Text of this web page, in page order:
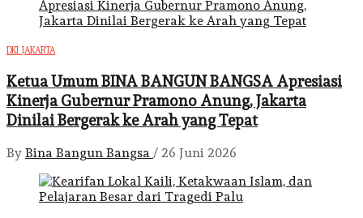
DKI JAKARTA
Ketua Umum BINA BANGUN BANGSA Apresiasi
Kinerja Gubernur Pramono Anung, Jakarta
Dinilai Bergerak ke Arah yang Tepat
By Bina Bangun Bangsa / 26 Juni 2026